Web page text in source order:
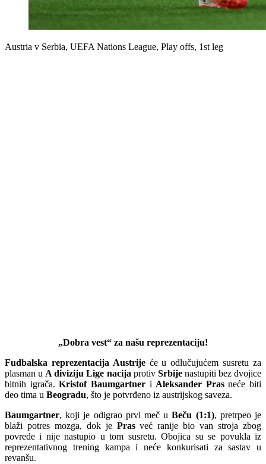
Austria v Serbia, UEFA Nations League, Play offs, 1st leg
„Dobra vest“ za našu reprezentaciju!
Fudbalska reprezentacija Austrijeće u odlučujućem susretu za
plasman u A diviziju Lige nacija protiv Srbijenastupiti bez dvojice
bitnih igrača. Kristof Baumgartneri Aleksander Prasneće biti
deo tima u Beogradu, što je potvrđeno iz austrijskog saveza.
Baumgartner, koji je odigrao prvi meč uBeču (1:1), pretrpeo je
blaži potres mozga, dok je Prasveć ranije bio van stroja zbog
povrede i nije nastupio u tom susretu. Obojica su se povukla iz
reprezentativnog trening kampa i neće konkurisati za sastav u
revanšu.